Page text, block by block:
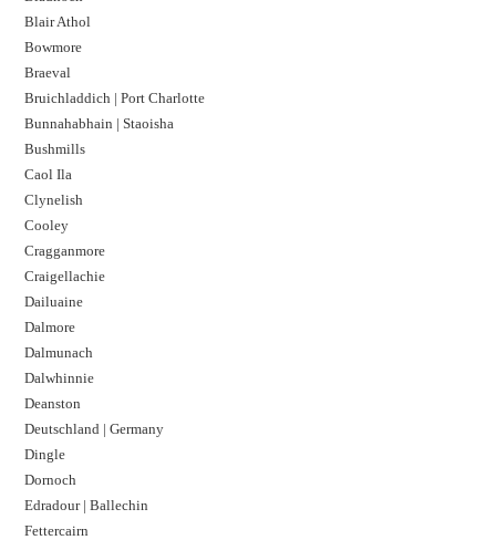
Blair Athol
Bowmore
Braeval
Bruichladdich | Port Charlotte
Bunnahabhain | Staoisha
Bushmills
Caol Ila
Clynelish
Cooley
Cragganmore
Craigellachie
Dailuaine
Dalmore​
Dalmunach
Dalwhinnie
Deanston
Deutschland | Germany
Dingle
Dornoch
Edradour | Ballechin
Fettercairn